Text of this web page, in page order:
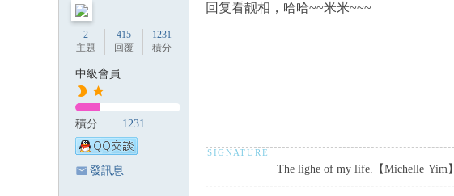
2
主題
415
回覆
1231
積分
中級會員
積分 1231
發訊息
回复看靓相，哈哈~~米米~~~
The lighe of my life.【Michelle·Yim】